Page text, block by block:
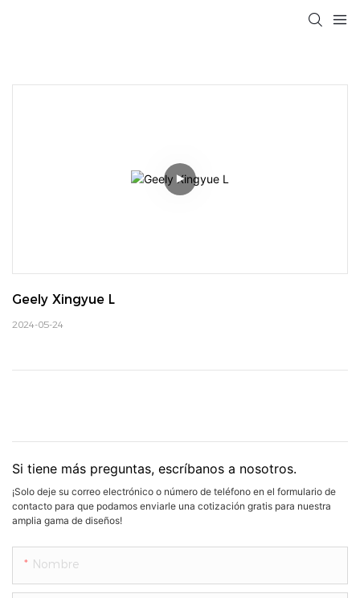
Geely Xingyue L
2024-05-24
Si tiene más preguntas, escríbanos a nosotros.
¡Solo deje su correo electrónico o número de teléfono en el formulario de
contacto para que podamos enviarle una cotización gratis para nuestra
amplia gama de diseños!
Nombre